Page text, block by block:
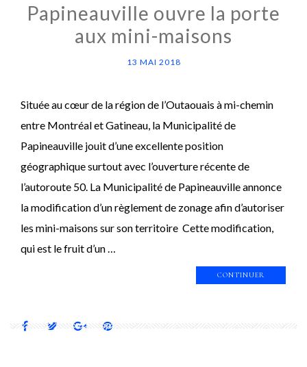
Papineauville ouvre la porte
aux mini-maisons
13 MAI 2018
Située au cœur de la région de l’Outaouais à mi-chemin
entre Montréal et Gatineau, la Municipalité de
Papineauville jouit d’une excellente position
géographique surtout avec l’ouverture récente de
l’autoroute 50. La Municipalité de Papineauville annonce
la modification d’un règlement de zonage afin d’autoriser
les mini-maisons sur son territoire Cette modification,
qui est le fruit d’un …
CONTINUER